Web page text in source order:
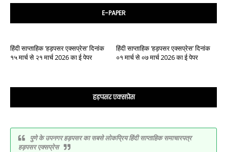
E-PAPER
हिंदी साप्ताहिक ‘हड़पसर एक्सप्रेस’ दिनांक
१५ मार्च से २१ मार्च 2026 का ई पेपर
हिंदी साप्ताहिक ‘हड़पसर एक्सप्रेस’ दिनांक
०१ मार्च से ०७ मार्च 2026 का ई पेपर
हड़पसर एक्सप्रेस
पुणे के उपनगर हड़पसर का सबसे लोकप्रिय हिंदी साप्ताहिक समाचारपत्र
हड़पसर एक्सप्रेस